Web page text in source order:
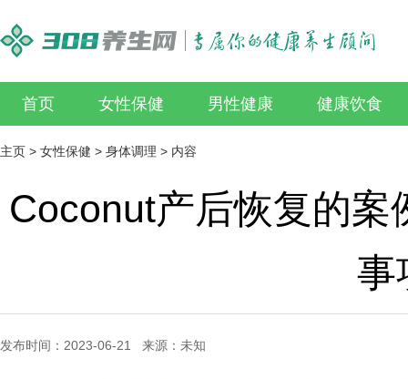
首页 女性保健 男性健康 健康饮食
主页 > 女性保健 > 身体调理 > 内容
Coconut产后恢复的
事
发布时间：2023-06-21 来源：未知